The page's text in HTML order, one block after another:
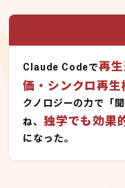
Claude Codeで再
価・シンクロ再生
クノロジーの力で「
ね、独学でも効果
になった。